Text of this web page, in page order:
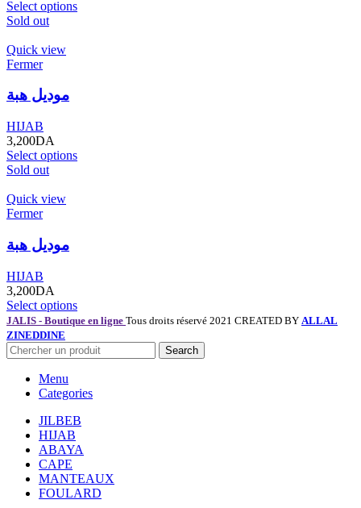
Select options
Sold out
Quick view
Fermer
موديل هبة
HIJAB
3,200DA
Select options
Sold out
Quick view
Fermer
موديل هبة
HIJAB
3,200DA
Select options
JALIS - Boutique en ligne Tous droits réservé 2021 CREATED BY ALLAL
ZINEDDINE
Search
Menu
Categories
JILBEB
HIJAB
ABAYA
CAPE
MANTEAUX
FOULARD